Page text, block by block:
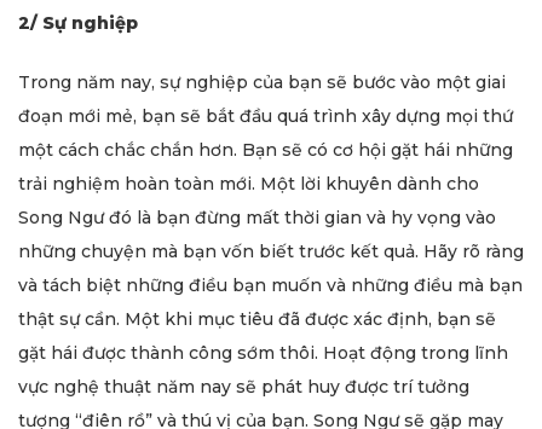
2/ Sự nghiệp
Trong năm nay, sự nghiệp của bạn sẽ bước vào một giai
đoạn mới mẻ, bạn sẽ bắt đầu quá trình xây dựng mọi thứ
một cách chắc chắn hơn. Bạn sẽ có cơ hội gặt hái những
trải nghiệm hoàn toàn mới. Một lời khuyên dành cho
Song Ngư đó là bạn đừng mất thời gian và hy vọng vào
những chuyện mà bạn vốn biết trước kết quả. Hãy rõ ràng
và tách biệt những điều bạn muốn và những điều mà bạn
thật sự cần. Một khi mục tiêu đã được xác định, bạn sẽ
gặt hái được thành công sớm thôi. Hoạt động trong lĩnh
vực nghệ thuật năm nay sẽ phát huy được trí tưởng
tượng “điên rồ” và thú vị của bạn. Song Ngư sẽ gặp may